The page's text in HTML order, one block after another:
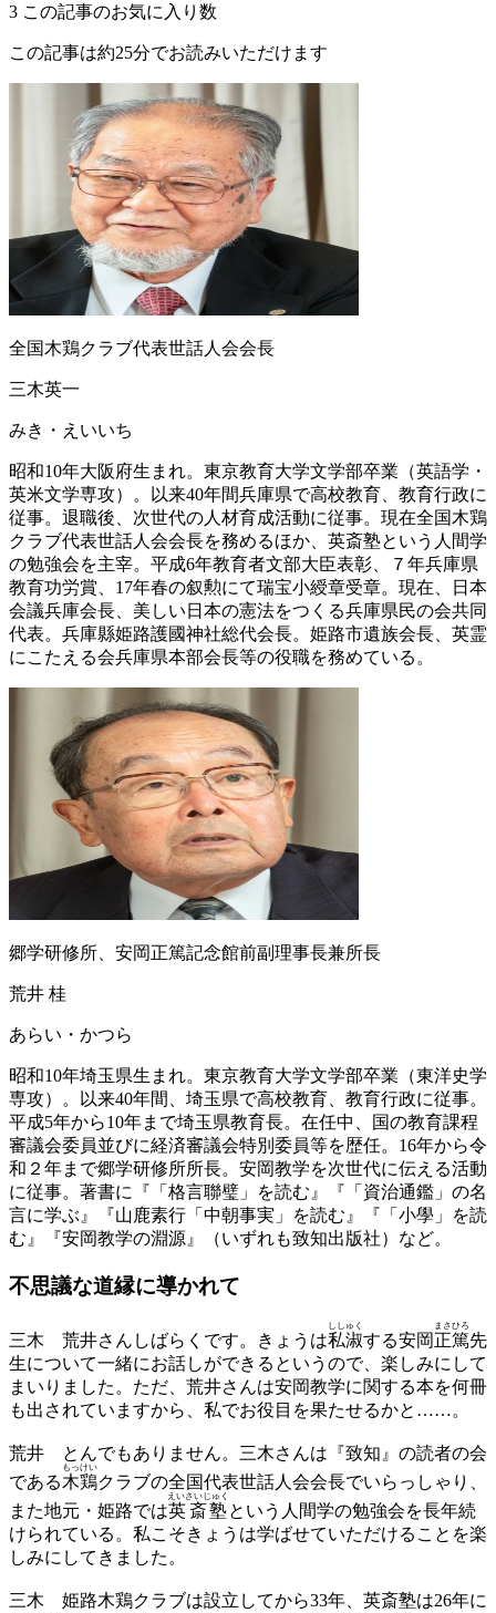
3 この記事のお気に入り数
この記事は約25分でお読みいただけます
全国木鶏クラブ代表世話人会会長
三木英一
みき・えいいち
昭和10年大阪府生まれ。東京教育大学文学部卒業（英語学・
英米文学専攻）。以来40年間兵庫県で高校教育、教育行政に
従事。退職後、次世代の人材育成活動に従事。現在全国木鶏
クラブ代表世話人会会長を務めるほか、英斎塾という人間学
の勉強会を主宰。平成6年教育者文部大臣表彰、７年兵庫県
教育功労賞、17年春の叙勲にて瑞宝小綬章受章。現在、日本
会議兵庫会長、美しい日本の憲法をつくる兵庫県民の会共同
代表。兵庫縣姫路護國神社総代会長。姫路市遺族会長、英霊
にこたえる会兵庫県本部会長等の役職を務めている。
郷学研修所、安岡正篤記念館前副理事長兼所長
荒井 桂
あらい・かつら
昭和10年埼玉県生まれ。東京教育大学文学部卒業（東洋史学
専攻）。以来40年間、埼玉県で高校教育、教育行政に従事。
平成5年から10年まで埼玉県教育長。在任中、国の教育課程
審議会委員並びに経済審議会特別委員等を歴任。16年から令
和２年まで郷学研修所所長。安岡教学を次世代に伝える活動
に従事。著書に『「格言聯璧」を読む』『「資治通鑑」の名
言に学ぶ』『山鹿素行「中朝事実」を読む』『「小學」を読
む』『安岡教学の淵源』（いずれも致知出版社）など。
不思議な道縁に導かれて
三木 荒井さんしばらくです。きょうは私淑
ししゅく
する安岡正篤
まさひろ
先
生について一緒にお話しができるというので、楽しみにして
まいりました。ただ、荒井さんは安岡教学に関する本を何冊
も出されていますから、私でお役目を果たせるかと……。
荒井 とんでもありません。三木さんは『致知』の読者の会
である木鶏
もっけい
クラブの全国代表世話人会会長でいらっしゃり、
また地元・姫路では英斎塾
えいさいじゅく
という人間学の勉強会を長年続
けられている。私こそきょうは学ばせていただけることを楽
しみにしてきました。
三木 姫路木鶏クラブは設立してから33年、英斎塾は26年に